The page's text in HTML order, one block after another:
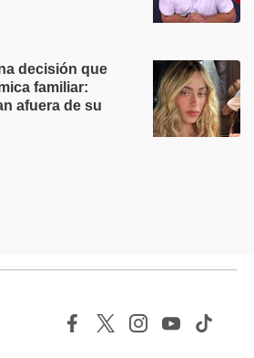
decisión que
familiar:
afuera de su